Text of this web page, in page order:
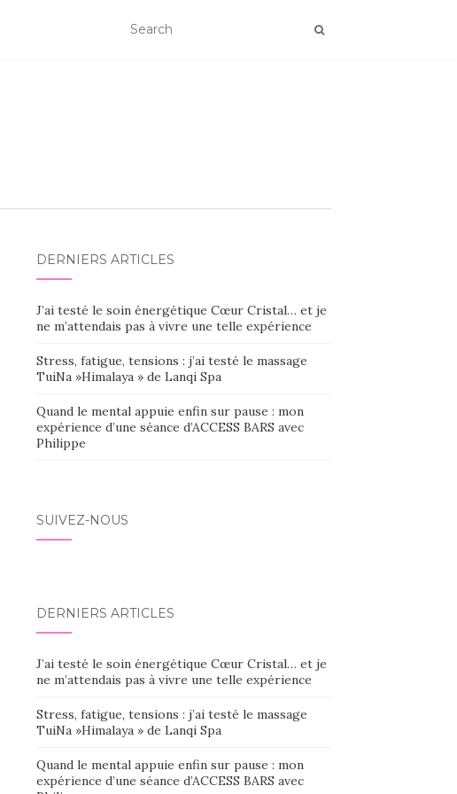
DERNIERS ARTICLES
J’ai testé le soin énergétique Cœur Cristal… et je
ne m’attendais pas à vivre une telle expérience
Stress, fatigue, tensions : j’ai testé le massage
TuiNa »Himalaya » de Lanqi Spa
Quand le mental appuie enfin sur pause : mon
expérience d’une séance d’ACCESS BARS avec
Philippe
SUIVEZ-NOUS
DERNIERS ARTICLES
J’ai testé le soin énergétique Cœur Cristal… et je
ne m’attendais pas à vivre une telle expérience
Stress, fatigue, tensions : j’ai testé le massage
TuiNa »Himalaya » de Lanqi Spa
Quand le mental appuie enfin sur pause : mon
expérience d’une séance d’ACCESS BARS avec